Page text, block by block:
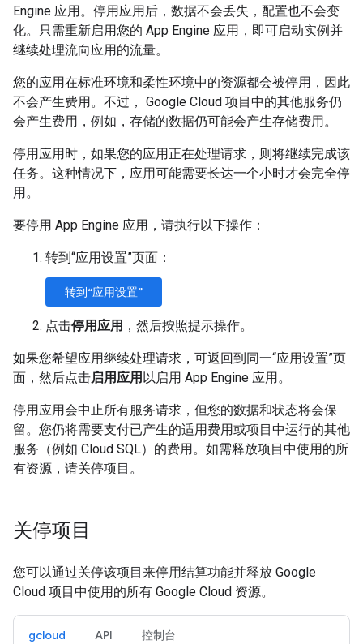
Engine 应用。停用应用后，数据不会丢失，配置也不会变
化。只需重新启用您的 App Engine 应用，即可启动实例并
继续处理流向应用的流量。
您的应用在标准环境和柔性环境中的资源都会被停用，因此
不会产生费用。不过， Google Cloud 项目中的其他服务仍
会产生费用，例如，存储的数据仍可能会产生存储费用。
停用应用时，如果您的应用正在处理请求，则将继续完成该
任务。这种情况下，应用可能需要长达一个小时才会完全停
用。
要停用 App Engine 应用，请执行以下操作：
转到“应用设置”页面：
转到“应用设置”
点击停用应用 ，然后按照提示操作。
如果您希望应用继续处理请求，可返回到同一“应用设置”页
面，然后点击启用应用 以启用 App Engine 应用。
停用应用会中止所有服务请求，但您的数据和状态将会保
留。您仍将需要支付已产生的适用费用或项目中运行的其他
服务（例如 Cloud SQL）的费用。如需释放项目中使用的所
有资源，请关停项目。
关停项目
您可以通过关停该项目来停用结算功能并释放 Google
Cloud 项目中使用的所有 Google Cloud 资源。
gcloud API 控制台